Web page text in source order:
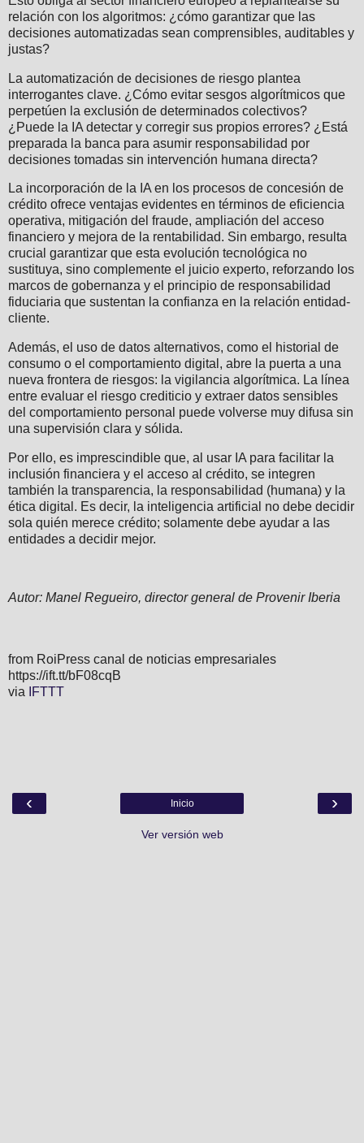
relación con los algoritmos: ¿cómo garantizar que las
decisiones automatizadas sean comprensibles, auditables y
justas?
La automatización de decisiones de riesgo plantea
interrogantes clave. ¿Cómo evitar sesgos algorítmicos que
perpetúen la exclusión de determinados colectivos?
¿Puede la IA detectar y corregir sus propios errores? ¿Está
preparada la banca para asumir responsabilidad por
decisiones tomadas sin intervención humana directa?
La incorporación de la IA en los procesos de concesión de
crédito ofrece ventajas evidentes en términos de eficiencia
operativa, mitigación del fraude, ampliación del acceso
financiero y mejora de la rentabilidad. Sin embargo, resulta
crucial garantizar que esta evolución tecnológica no
sustituya, sino complemente el juicio experto, reforzando los
marcos de gobernanza y el principio de responsabilidad
fiduciaria que sustentan la confianza en la relación entidad-
cliente.
Además, el uso de datos alternativos, como el historial de
consumo o el comportamiento digital, abre la puerta a una
nueva frontera de riesgos: la vigilancia algorítmica. La línea
entre evaluar el riesgo crediticio y extraer datos sensibles
del comportamiento personal puede volverse muy difusa sin
una supervisión clara y sólida.
Por ello, es imprescindible que, al usar IA para facilitar la
inclusión financiera y el acceso al crédito, se integren
también la transparencia, la responsabilidad (humana) y la
ética digital. Es decir, la inteligencia artificial no debe decidir
sola quién merece crédito; solamente debe ayudar a las
entidades a decidir mejor.
Autor: Manel Regueiro, director general de Provenir Iberia
from RoiPress canal de noticias empresariales
https://ift.tt/bF08cqB
via
IFTTT
‹ ›
Inicio
Ver versión web